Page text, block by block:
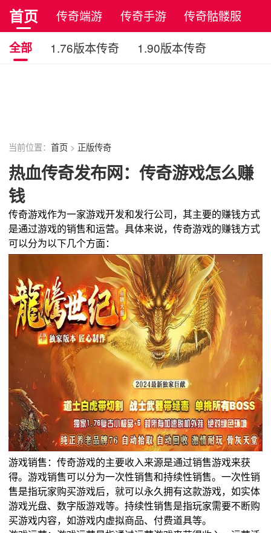
首页 传奇端游 传奇手游
传奇骷髅服
正版传奇
全部 1.76版本传奇
1.90版本传奇
复古传奇
当前位置：首页 > 正版传奇
热血传奇发布网：传奇游戏怎么赚
钱
传奇游戏作为一家游戏开发和发行公司，其主要的赚钱方式
是通过游戏的销售和运营。具体来说，传奇游戏的赚钱方式
可以分为以下几个方面：
游戏销售：传奇游戏的主要收入来源是通过销售游戏来获
得。游戏销售可以分为一次性销售和持续性销售。一次性销
售是指玩家购买游戏后，就可以永久拥有这款游戏，如实体
游戏光盘、数字版游戏等。持续性销售是指玩家需要不断购
买游戏内容，如游戏内虚拟商品、付费道具等。